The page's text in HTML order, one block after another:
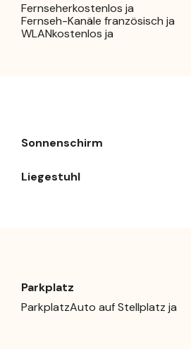
Fernseherkostenlos ja
Fernseh-Kanäle französisch ja
WLANkostenlos ja
Sonnenschirm
Liegestuhl
Parkplatz
ParkplatzAuto auf Stellplatz ja